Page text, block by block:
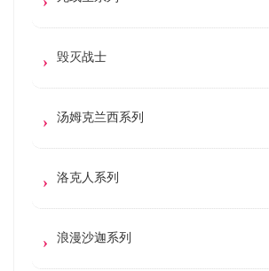
毁灭战士
汤姆克兰西系列
洛克人系列
浪漫沙迦系列